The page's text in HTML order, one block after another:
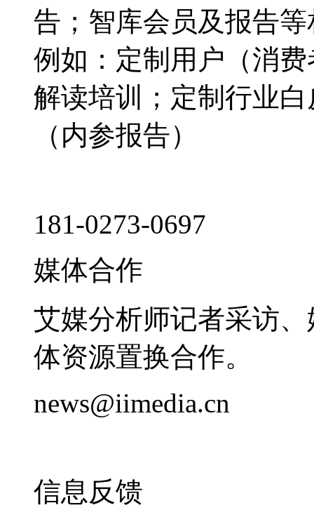
告；智库会员及报告
例如：定制用户（消
解读培训；定制行业
（内参报告）
181-0273-0697
媒体合作
艾媒分析师记者采访
体资源置换合作。
news@iimedia.cn
信息反馈